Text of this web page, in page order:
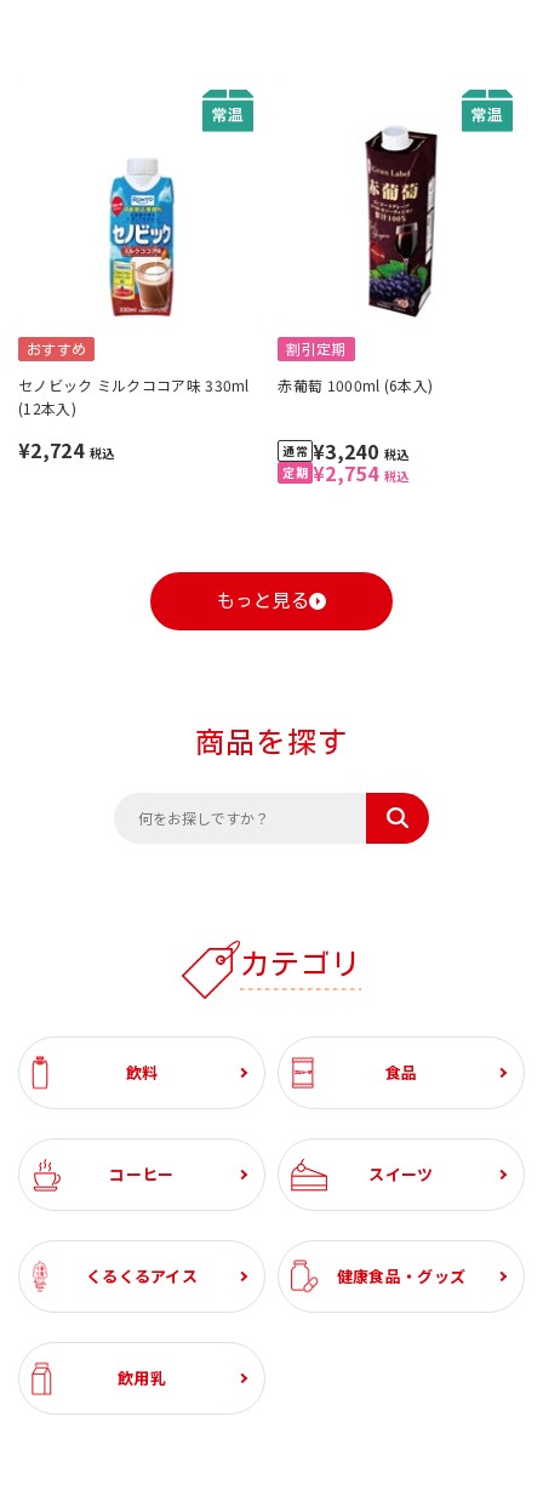
おすすめ
セノビック ミルクココア味 330ml
(12本入)
¥2,724 税込
割引定期
赤葡萄 1000ml (6本入)
¥2,754 税込
¥3,240 税込
もっと見る
商品を探す
カテゴリ
飲料 食品
コーヒー スイーツ
くるくるアイス 健康食品・グッズ
飲用乳